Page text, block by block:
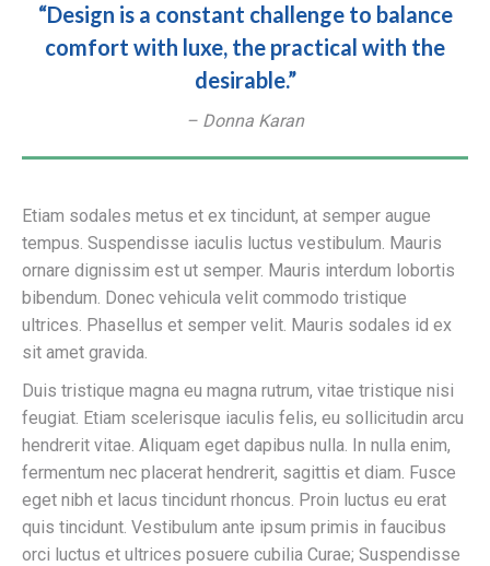
“Design is a constant challenge to balance
comfort with luxe, the practical with the
desirable.”
– Donna Karan
Etiam sodales metus et ex tincidunt, at semper augue
tempus. Suspendisse iaculis luctus vestibulum. Mauris
ornare dignissim est ut semper. Mauris interdum lobortis
bibendum. Donec vehicula velit commodo tristique
ultrices. Phasellus et semper velit. Mauris sodales id ex
sit amet gravida.
Duis tristique magna eu magna rutrum, vitae tristique nisi
feugiat. Etiam scelerisque iaculis felis, eu sollicitudin arcu
hendrerit vitae. Aliquam eget dapibus nulla. In nulla enim,
fermentum nec placerat hendrerit, sagittis et diam. Fusce
eget nibh et lacus tincidunt rhoncus. Proin luctus eu erat
quis tincidunt. Vestibulum ante ipsum primis in faucibus
orci luctus et ultrices posuere cubilia Curae; Suspendisse